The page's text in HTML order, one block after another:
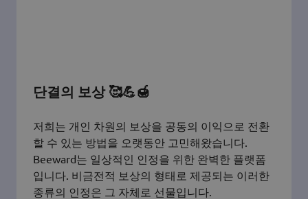
단결의 보상 🥰💪🍯
저희는 개인 차원의 보상을 공동의 이익으로 전환
할 수 있는 방법을 오랫동안 고민해왔습니다.
Beeward는 일상적인 인정을 위한 완벽한 플랫폼
입니다. 비금전적 보상의 형태로 제공되는 이러한
종류의 인정은 그 자체로 선물입니다.